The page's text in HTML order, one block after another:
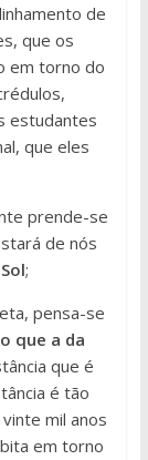
de
que os
em torno do
estudantes
que eles
prende-se
de nós
;
pensa-se
que a da
que é
é tão
mil anos
em torno